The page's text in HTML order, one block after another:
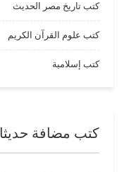
كتب تاريخ مصر الحديث
كتب علوم القرآن الكريم
كتب إسلامية
كتب مضافة حديثا